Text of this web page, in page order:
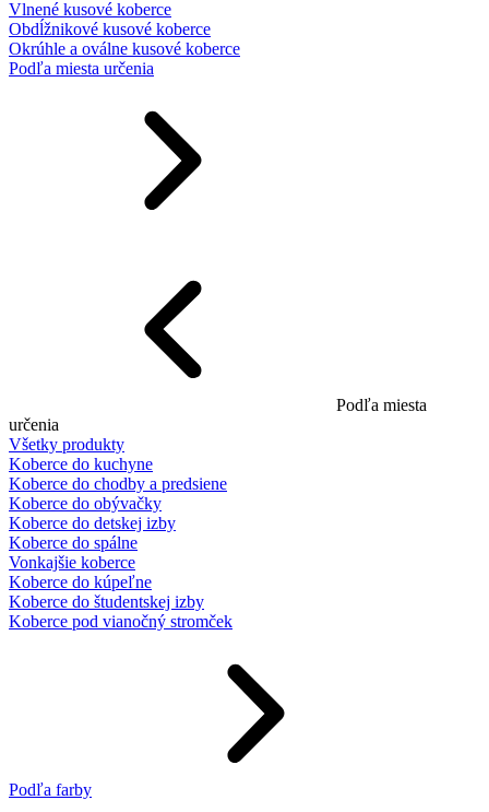
Vlnené kusové koberce
Obdĺžnikové kusové koberce
Okrúhle a oválne kusové koberce
Podľa miesta určenia
Podľa miesta
určenia
Všetky produkty
Koberce do kuchyne
Koberce do chodby a predsiene
Koberce do obývačky
Koberce do detskej izby
Koberce do spálne
Vonkajšie koberce
Koberce do kúpeľne
Koberce do študentskej izby
Koberce pod vianočný stromček
Podľa farby